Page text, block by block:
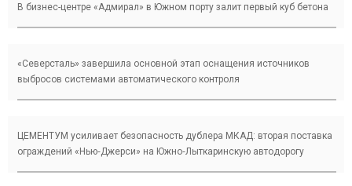
В бизнес-центре «Адмирал» в Южном порту залит первый куб бетона
«Северсталь» завершила основной этап оснащения источников
выбросов системами автоматического контроля
ЦЕМЕНТУМ усиливает безопасность дублера МКАД: вторая поставка
ограждений «Нью‑Джерси» на Южно‑Лыткаринскую автодорогу